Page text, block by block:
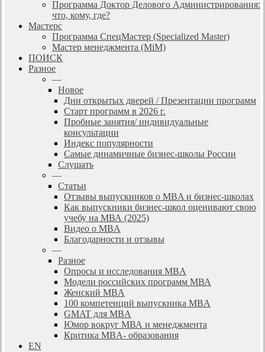
Программа Доктор Делового Администрирования:
что, кому, где?
Мастерс
Программа СпецМастер (Specialized Master)
Мастер менеджмента (MiM)
ПОИСК
Разное
—
Новое
Дни открытых дверей / Презентации программ
Старт программ в 2026 г.
Пробные занятия/ индивидуальные
консультации
Индекс популярности
Самые динамичные бизнес-школы России
Слушать
—
Статьи
Отзывы выпускников о MBA и бизнес-школах
Как выпускники бизнес-школ оценивают свою
учебу на МВА (2025)
Видео о MBA
Благодарности и отзывы
—
Разное
Опросы и исследования MBA
Модели российских программ МВА
Женский MBA
100 компетенций выпускника MBA
GMAT для MBA
Юмор вокруг МВА и менеджмента
Критика MBA- образования
EN